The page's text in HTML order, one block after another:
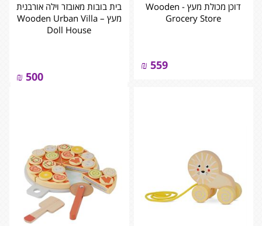
דוכן מכולת מעץ - ‏‏‏‏Wooden
Grocery Store
559
₪
בית בובות מאובזר וילה אורבנית
מעץ – ‏‏‏‏Wooden Urban Villa
Doll House
500
₪